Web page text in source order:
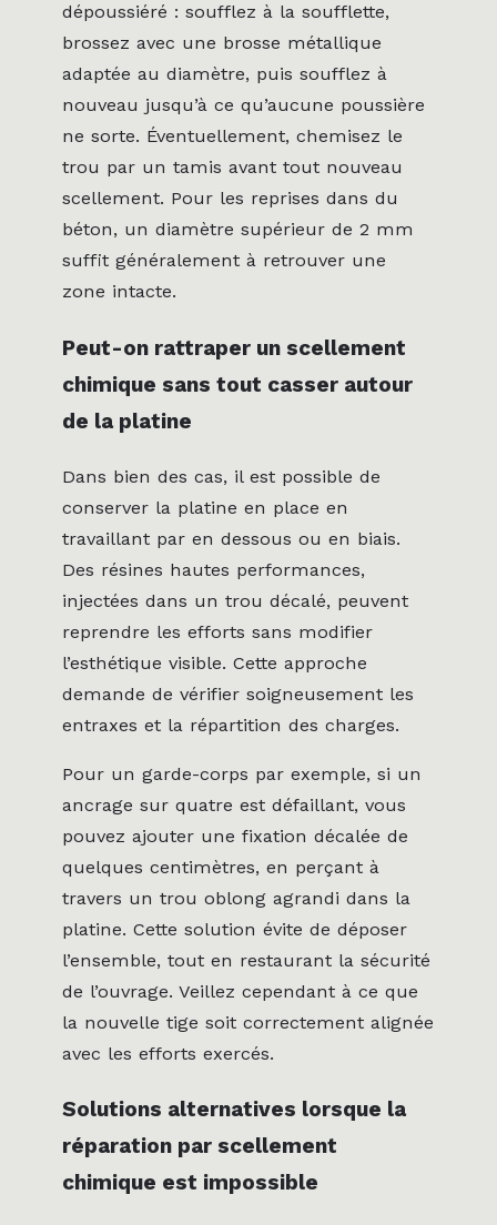
dépoussiéré : soufflez à la soufflette,
brossez avec une brosse métallique
adaptée au diamètre, puis soufflez à
nouveau jusqu’à ce qu’aucune poussière
ne sorte. Éventuellement, chemisez le
trou par un tamis avant tout nouveau
scellement. Pour les reprises dans du
béton, un diamètre supérieur de 2 mm
suffit généralement à retrouver une
zone intacte.
Peut-on rattraper un scellement
chimique sans tout casser autour
de la platine
Dans bien des cas, il est possible de
conserver la platine en place en
travaillant par en dessous ou en biais.
Des résines hautes performances,
injectées dans un trou décalé, peuvent
reprendre les efforts sans modifier
l’esthétique visible. Cette approche
demande de vérifier soigneusement les
entraxes et la répartition des charges.
Pour un garde-corps par exemple, si un
ancrage sur quatre est défaillant, vous
pouvez ajouter une fixation décalée de
quelques centimètres, en perçant à
travers un trou oblong agrandi dans la
platine. Cette solution évite de déposer
l’ensemble, tout en restaurant la sécurité
de l’ouvrage. Veillez cependant à ce que
la nouvelle tige soit correctement alignée
avec les efforts exercés.
Solutions alternatives lorsque la
réparation par scellement
chimique est impossible